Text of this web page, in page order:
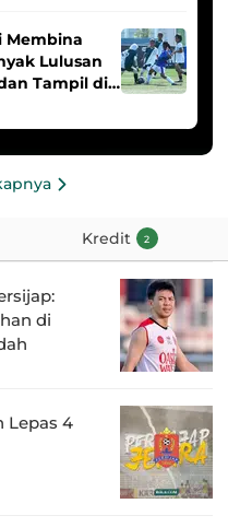
Membina
Lulusan
Tampil di
Kredit 2
di
Lepas 4